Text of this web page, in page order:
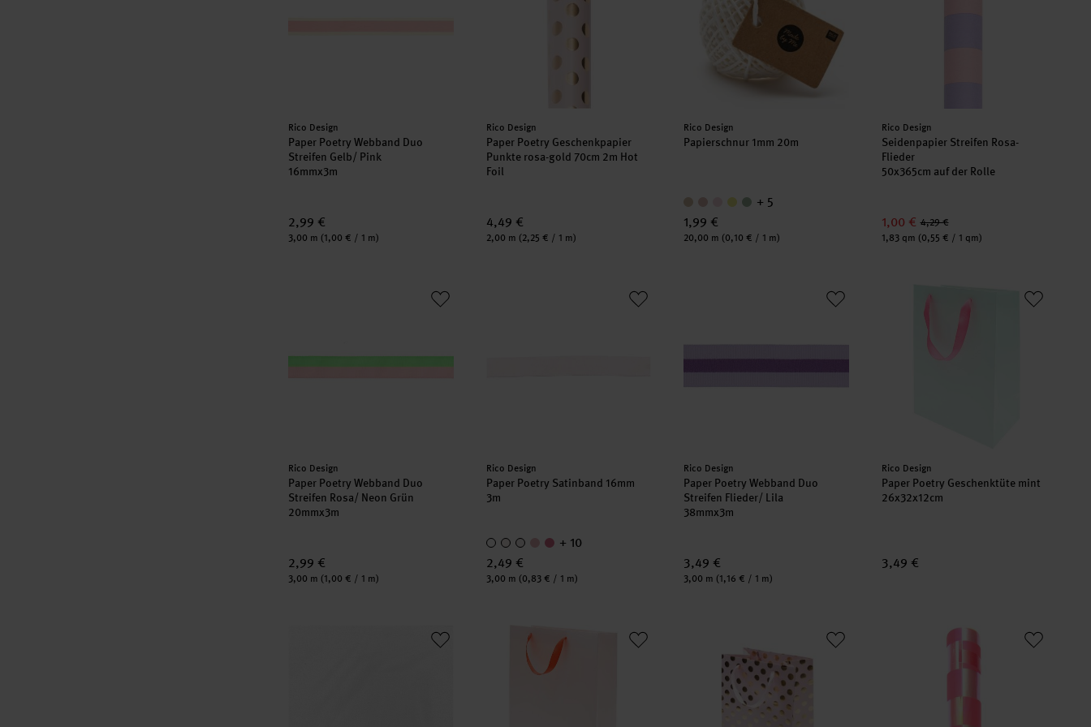
Hersteller:
Rico Design
Paper Poetry Webband Duo
Streifen Gelb/ Pink
16mmx3m
2,99 €
Inhalt:
3,00 m (1,00 € / 1 m)
Hersteller:
Rico Design
Paper Poetry Geschenkpapier
Punkte rosa-gold 70cm 2m Hot
Foil
4,49 €
Inhalt:
2,00 m (2,25 € / 1 m)
Hersteller:
Rico Design
Papierschnur 1mm 20m
+ 5
1,99 €
Inhalt:
20,00 m (0,10 € / 1 m)
Hersteller:
Rico Design
Seidenpapier Streifen Rosa-
Flieder
50x365cm auf der Rolle
1,00 € 4,29 €
Inhalt:
1,83 qm (0,55 € / 1 qm)
Hersteller:
Rico Design
Paper Poetry Webband Duo
Streifen Rosa/ Neon Grün
20mmx3m
2,99 €
Inhalt:
3,00 m (1,00 € / 1 m)
Hersteller:
Rico Design
Paper Poetry Satinband 16mm
3m
+ 10
2,49 €
Inhalt:
3,00 m (0,83 € / 1 m)
Hersteller:
Rico Design
Paper Poetry Webband Duo
Streifen Flieder/ Lila
38mmx3m
3,49 €
Inhalt:
3,00 m (1,16 € / 1 m)
Hersteller:
Rico Design
Paper Poetry Geschenktüte mint
26x32x12cm
3,49 €
Paper Poetry Geschenkfolie